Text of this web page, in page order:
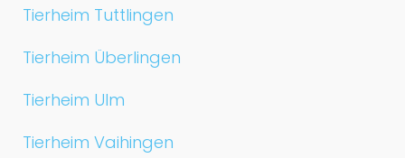
Tierheim Tuttlingen
Tierheim Überlingen
Tierheim Ulm
Tierheim Vaihingen